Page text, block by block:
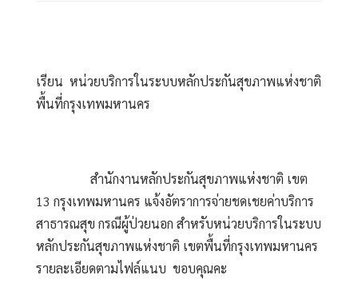
เรียน  หน่วยบริการในระบบหลักประกันสุขภาพแห่งชาติ
พื้นที่กรุงเทพมหานคร
สำนักงานหลักประกันสุขภาพแห่งชาติ เขต
13 กรุงเทพมหานคร แจ้งอัตราการจ่ายชดเชยค่าบริการ
สาธารณสุข กรณีผู้ป่วยนอก สำหรับหน่วยบริการในระบบ
หลักประกันสุขภาพแห่งชาติ เขตพื้นที่กรุงเทพมหานคร
รายละเอียดตามไฟล์แนบ  ขอบคุณคะ